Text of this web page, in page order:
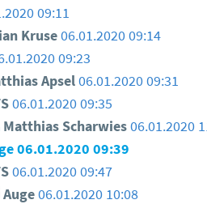
09:11
Kruse06.01.2020 09:14
09:23
Apsel 06.01.2020 09:31
06.01.2020 09:35
Matthias Scharwies06.01.2020
06.01.2020 09:39
06.01.2020 09:47
Auge06.01.2020 10:08